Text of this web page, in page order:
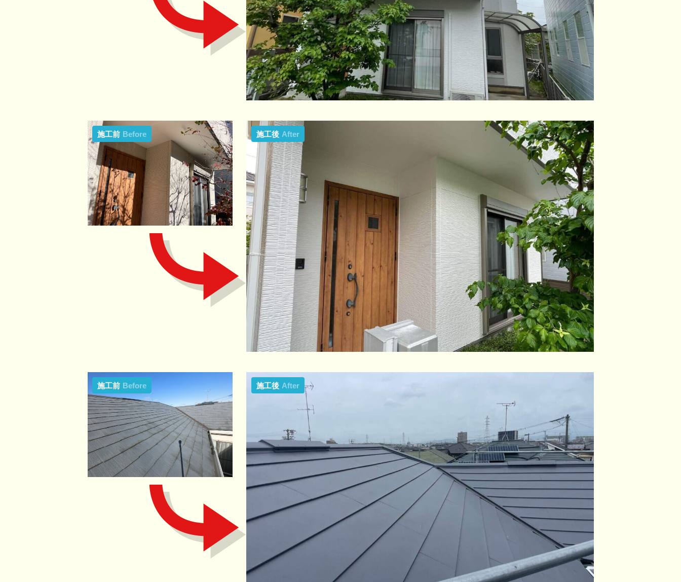
施工前 Before 施工後 After
施工前 Before 施工後 After